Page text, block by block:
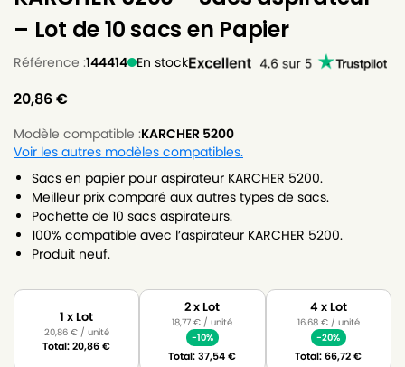
– Lot de 10 sacs en Papier
Référence :144414 En stock
20,86€
Modèle compatible :KARCHER 5200
Voir les autres modèles compatibles.
Sacs en papier pour aspirateur KARCHER 5200.
Meilleur prix comparé aux autres types de sacs.
Pochette de 10 sacs aspirateurs.
100% compatible avec l’aspirateur KARCHER 5200.
Produit neuf.
1 x Lot
20,86 €/ unité
Total:20,86€
2 x Lot
18,77€ / unité
-10%
Total:37,54€
4 x Lot
16,68 €/ unité
-20%
Total:66,72€